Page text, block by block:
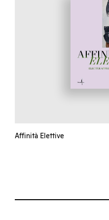
Affinità Elettive